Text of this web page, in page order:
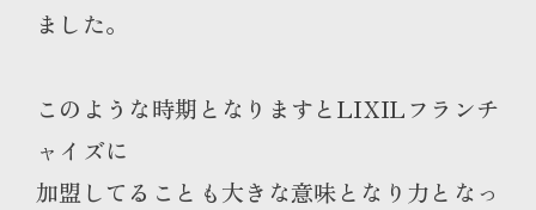
ました。
このような時期となりますとLIXILフランチ
ャイズに
加盟してることも大きな意味となり力となっ